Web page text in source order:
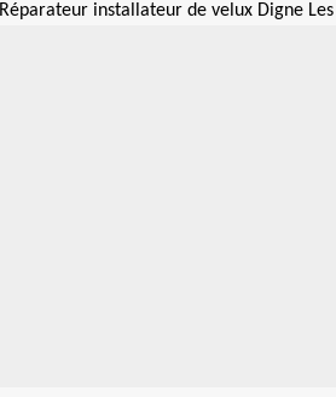
Réparateur installateur de velux Digne Les